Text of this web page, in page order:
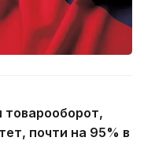
почти на 95% в